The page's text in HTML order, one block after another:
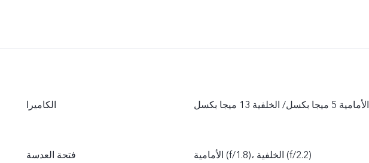
الكاميرا الأمامية 5 ميجا بكسل/ الخلفية 13 ميجا بكسل
فتحة العدسة الأمامية (f/1.8)، الخلفية (f/2.2)